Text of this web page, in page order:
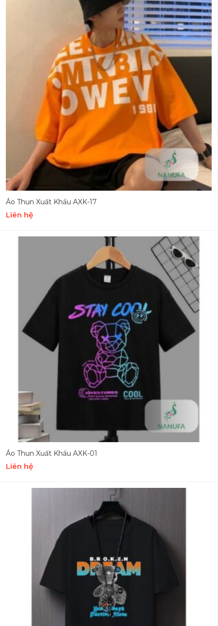
Áo Thun Xuất Khẩu AXK-17
Liên hệ
Áo Thun Xuất Khẩu AXK-01
Liên hệ